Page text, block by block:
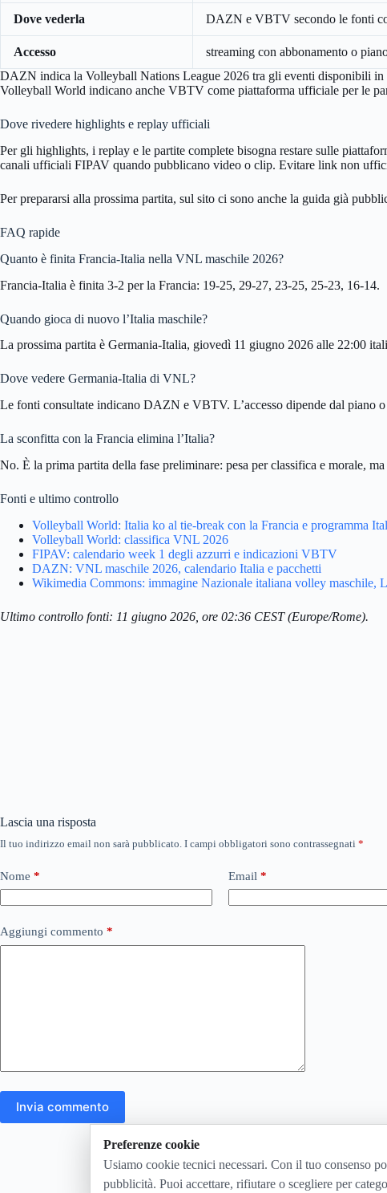
Dove vederla DAZN e VBTV secondo le fonti
Accesso
streaming con abbonamento o
DAZN indica la Volleyball Nations League 2026 tra gli eventi disponibili
Volleyball World indicano anche VBTV come piattaforma ufficiale per le
Dove rivedere highlights e replay ufficiali
Per gli highlights, i replay e le partite complete bisogna restare sulle
canali ufficiali FIPAV quando pubblicano video o clip. Evitare link non
Per prepararsi alla prossima partita, sul sito ci sono anche la guida già
FAQ rapide
Quanto è finita Francia-Italia nella VNL maschile 2026?
Francia-Italia è finita 3-2 per la Francia: 19-25, 29-27, 23-25, 25-23, 16-14.
Quando gioca di nuovo l’Italia maschile?
La prossima partita è Germania-Italia, giovedì 11 giugno 2026 alle 22:00
Dove vedere Germania-Italia di VNL?
Le fonti consultate indicano DAZN e VBTV. L’accesso dipende dal piano
La sconfitta con la Francia elimina l’Italia?
No. È la prima partita della fase preliminare: pesa per classifica e morale,
Fonti e ultimo controllo
Volleyball World: Italia ko al tie-break con la Francia e programma
Volleyball World: classifica VNL 2026
FIPAV: calendario week 1 degli azzurri e indicazioni VBTV
DAZN: VNL maschile 2026, calendario Italia e pacchetti
Wikimedia Commons: immagine Nazionale italiana volley maschile,
Ultimo controllo fonti: 11 giugno 2026, ore 02:36 CEST (Europe/Rome).
Lascia una risposta
Il tuo indirizzo email non sarà pubblicato. I campi obbligatori sono contrassegnati *
Nome * Email *
Aggiungi commento *
Invia commento
Preferenze cookie
Usiamo cookie tecnici necessari. Con il tuo consenso
pubblicità. Puoi accettare, rifiutare o scegliere per